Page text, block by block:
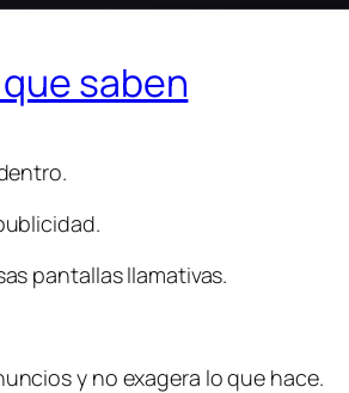
saben
pantallas llamativas.
y no exagera lo que hace.